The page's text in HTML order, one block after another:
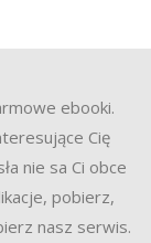
ebooki.
Cię
nie sa Ci obce
pobierz,
nasz serwis.